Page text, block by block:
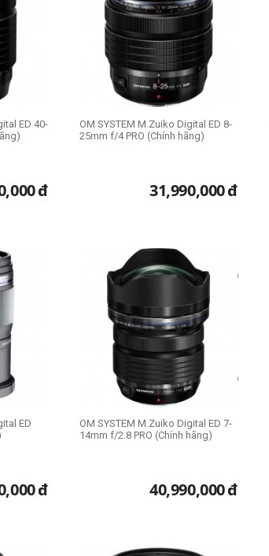
ED 40-
đ
OM SYSTEM M.Zuiko Digital ED 8-
25mm f/4 PRO (Chính hãng)
31,990,000đ
ED
đ
OM SYSTEM M.Zuiko Digital ED 7-
14mm f/2.8 PRO (Chính hãng)
40,990,000đ